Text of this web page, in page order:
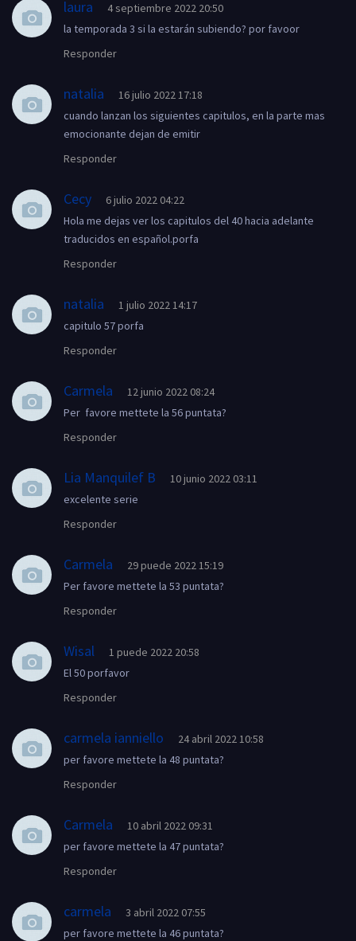
laura
4 septiembre 2022 20:50
la temporada 3 si la estarán subiendo? por favoor
Responder
natalia
16 julio 2022 17:18
cuando lanzan los siguientes capitulos, en la parte mas
emocionante dejan de emitir
Responder
Cecy
6 julio 2022 04:22
Hola me dejas ver los capitulos del 40 hacia adelante
traducidos en español.porfa
Responder
natalia
1 julio 2022 14:17
capitulo 57 porfa
Responder
Carmela
12 junio 2022 08:24
Per favore mettete la 56 puntata?
Responder
Lia Manquilef B
10 junio 2022 03:11
excelente serie
Responder
Carmela
29 puede 2022 15:19
Per favore mettete la 53 puntata?
Responder
Wisal
1 puede 2022 20:58
El 50 porfavor
Responder
carmela ianniello
24 abril 2022 10:58
per favore mettete la 48 puntata?
Responder
Carmela
10 abril 2022 09:31
per favore mettete la 47 puntata?
Responder
carmela
3 abril 2022 07:55
per favore mettete la 46 puntata?